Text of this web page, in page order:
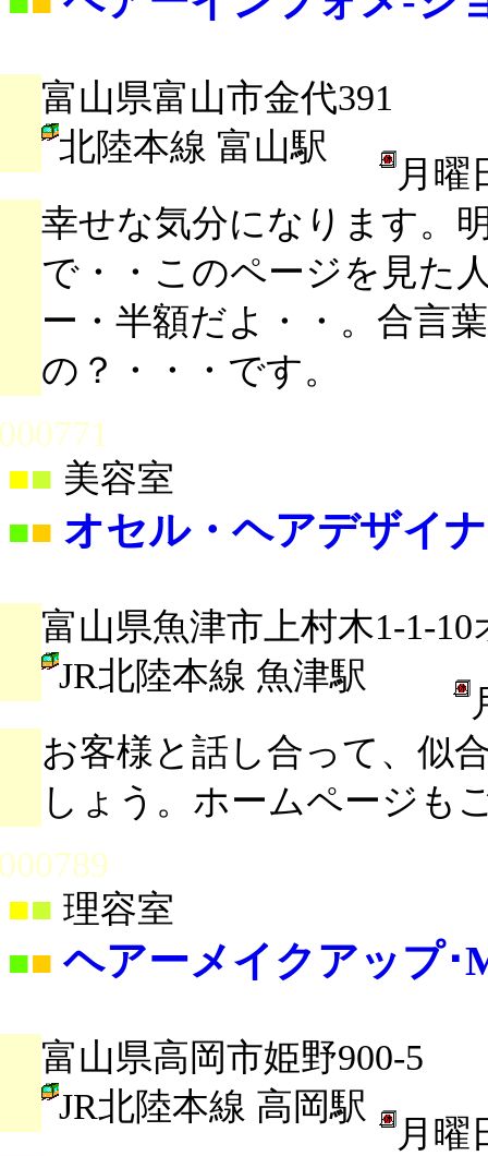
富山県富山市金代391
北陸本線 富山駅
月曜
幸せな気分になります。
で・・このページを見た
ー・半額だよ・・。合言
の？・・・です。
■ 美容室
■■ オセル・ヘアデザイ
富山県魚津市上村木1-1-
JR北陸本線 魚津駅
お客様と話し合って、似
しょう。ホームページも
■ 理容室
■■ ヘアーメイクアップ･
富山県高岡市姫野900-5
JR北陸本線 高岡駅
月曜